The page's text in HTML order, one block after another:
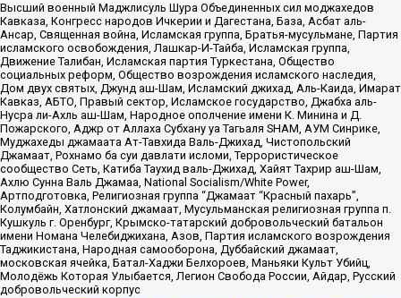
Высший военный Маджлисуль Шура Объединенных сил моджахедов
Кавказа, Конгресс народов Ичкерии и Дагестана, База, Асбат аль-
Ансар, Священная война, Исламская группа, Братья-мусульмане, Партия
исламского освобождения, Лашкар-И-Тайба, Исламская группа,
Движение Талибан, Исламская партия Туркестана, Общество
социальных реформ, Общество возрождения исламского наследия,
Дом двух святых, Джунд аш-Шам, Исламский джихад, Аль-Каида, Имарат
Кавказ, АБТО, Правый сектор, Исламское государство, Джабха аль-
Нусра ли-Ахль аш-Шам, Народное ополчение имени К. Минина и Д.
Пожарского, Аджр от Аллаха Субхану уа Тагьаля SHAM, АУМ Синрике,
Муджахеды джамаата Ат-Тавхида Валь-Джихад, Чистопольский
Джамаат, Рохнамо ба суи давлати исломи, Террористическое
сообщество Сеть, Катиба Таухид валь-Джихад, Хайят Тахрир аш-Шам,
Ахлю Сунна Валь Джамаа, National Socialism/White Power,
Артподготовка, Религиозная группа “Джамаат “Красный пахарь”,
Колумбайн, Хатлонский джамаат, Мусульманская религиозная группа п.
Кушкуль г. Оренбург, Крымско-татарский добровольческий батальон
имени Номана Челебиджихана, Азов, Партия исламского возрождения
Таджикистана, Народная самооборона, Дуббайский джамаат,
московская ячейка, Батал-Хаджи Белхороев, Маньяки Культ Убийц,
Молодёжь Которая Улыбается, Легион Свобода России, Айдар, Русский
добровольческий корпус